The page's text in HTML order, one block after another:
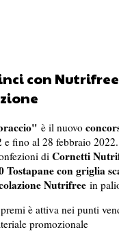
con
è il nuovo
e fino al 28 febbraio
diCornetti
Tostapane con griglia
Nutrifreein
è attiva nei punti
promozionale